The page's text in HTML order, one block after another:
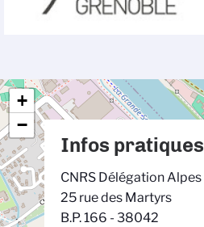
+
−
Infos pratiques
CNRS Délégation Alpes
25 rue des Martyrs
B.P. 166 - 38042